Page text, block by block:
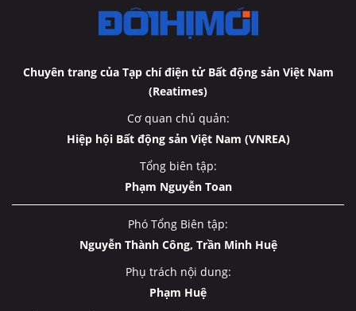
Chuyên trang của Tạp chí điện tử Bất động sản Việt Nam
(Reatimes)
Cơ quan chủ quản:
Hiệp hội Bất động sản Việt Nam (VNREA)
Tổng biên tập:
Phạm Nguyễn Toan
Phó Tổng Biên tập:
Nguyễn Thành Công, Trần Minh Huệ
Phụ trách nội dung:
Phạm Huệ